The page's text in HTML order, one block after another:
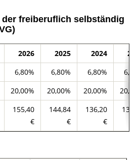
freiberuflich selbständig
2026 2025 2024
6,80% 6,80% 6,80%
20,00% 20,00% 20,00%
155,40
€
144,84
€
136,20
€